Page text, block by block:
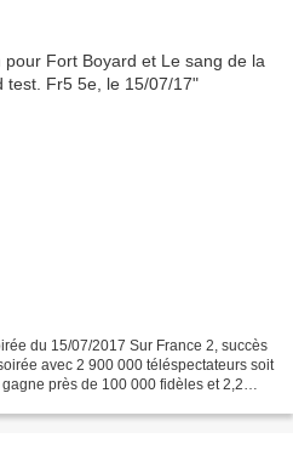
du 15/07/2017 Sur France 2, succès
avec 2 900 000 téléspectateurs soit
près de 100 000 fidèles et 2,2